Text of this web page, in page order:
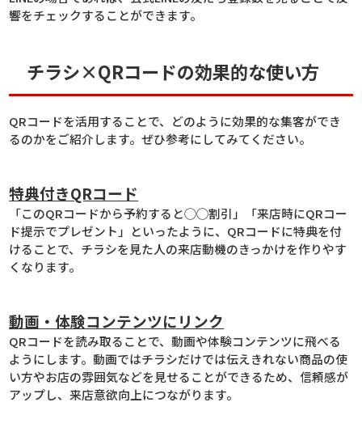
響をチェックすることができます。
チラシ×QRコードの効果的な使い方
QRコードを活用することで、どのように効果的な集客ができ
るのかをご紹介します。ぜひ参考にしてみてください。
特典付きQRコード
「このQRコードから予約すると◯◯割引」「来店時にQRコー
ド提示でプレゼント」といったように、QRコードに特典を付
けることで、チラシを見た人の来店動機のきっかけを作りやす
くなります。
動画・体験コンテンツにリンク
QRコードを読み取ることで、動画や体験コンテンツに飛べる
ようにします。動画ではチラシだけでは伝えきれない商品の使
い方やお店の雰囲気などを見せることができるため、信頼感が
アップし、来店意欲向上につながります。